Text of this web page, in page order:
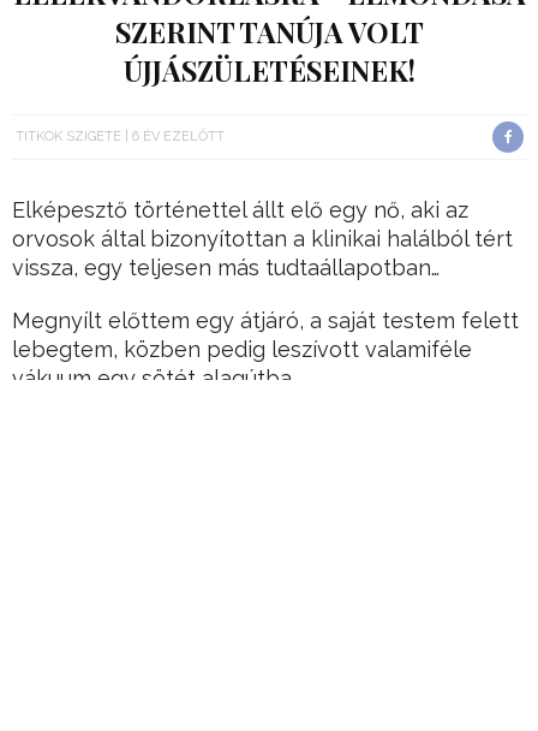
SZERINT TANÚJA VOLT
ÚJJÁSZÜLETÉSEINEK!
TITKOK SZIGETE 6 ÉV EZELŐTT
Elképesztő történettel állt elő egy nő, aki az
orvosok által bizonyítottan a klinikai halálból tért
vissza, egy teljesen más tudtaállapotban…
Megnyílt előttem egy átjáró, a saját testem felett
lebegtem, közben pedig leszívott valamiféle
vákuum egy sötét alagútba.